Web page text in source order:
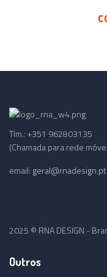
Tlm.: +351 962803135
(Chamada para rede
email: geral@rnadesign.pt
2025 © RNA DESIGN -
Outros